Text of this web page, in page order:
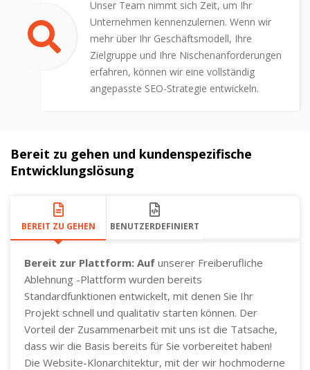
Unser Team nimmt sich Zeit, um Ihr
Unternehmen kennenzulernen. Wenn wir
mehr über Ihr Geschäftsmodell, Ihre
Zielgruppe und Ihre Nischenanforderungen
erfahren, können wir eine vollständig
angepasste SEO-Strategie entwickeln.
Bereit zu gehen und kundenspezifische
Entwicklungslösung
BEREIT ZU GEHEN BENUTZERDEFINIERT
Bereit zur Plattform: Auf unserer Freiberufliche
Ablehnung -Plattform wurden bereits
Standardfunktionen entwickelt, mit denen Sie Ihr
Projekt schnell und qualitativ starten können. Der
Vorteil der Zusammenarbeit mit uns ist die Tatsache,
dass wir die Basis bereits für Sie vorbereitet haben!
Die Website-Klonarchitektur, mit der wir hochmoderne